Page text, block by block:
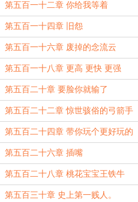
第五百一十二章 你给我等着
第五百一十四章 旧怨
第五百一十六章 废掉的念流云
第五百一十八章 更高 更快 更强
第五百二十章 要脸你就输了
第五百二十二章 惊世骇俗的弓箭手
第五百二十四章 带你玩个更好玩的
第五百二十六章 插嘴
第五百二十八章 桃花宝宝王铁牛
第五百三十章 史上第一贱人。